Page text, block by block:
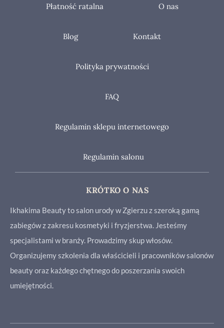
Płatność ratalna O nas
Blog Kontakt
Polityka prywatności
FAQ
Regulamin sklepu internetowego
Regulamin salonu
KRÓTKO O NAS
Ikhakima Beauty to salon urody w Zgierzu z szeroką gamą
zabiegów z zakresu kosmetyki i fryzjerstwa. Jesteśmy
specjalistami w branży. Prowadzimy skup włosów.
Organizujemy szkolenia dla właścicieli i pracowników salonów
beauty oraz każdego chętnego do poszerzania swoich
umiejętności.